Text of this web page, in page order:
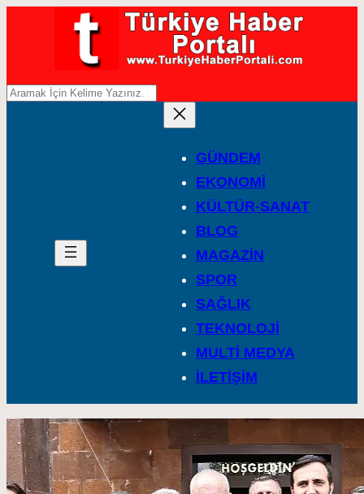
A
GÜNDEM
EKONOMİ
KÜLTÜR-SANAT
BLOG
MAGAZİN
SPOR
SAĞLIK
TEKNOLOJİ
MULTİ MEDYA
İLETİŞİM